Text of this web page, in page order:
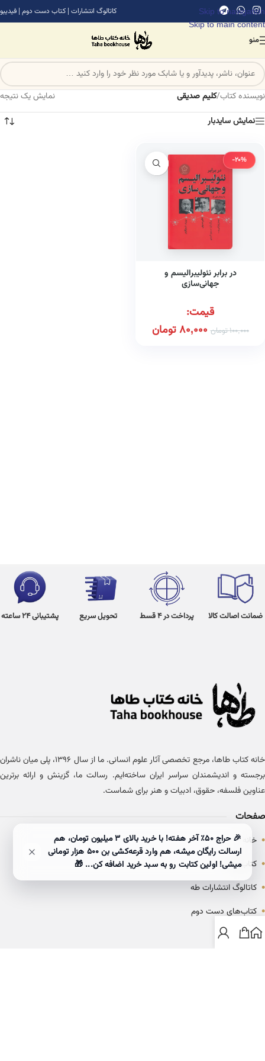
Skip to navigation
Skip to main content
کاتالوگ انتشارات | کتاب دست دوم | فیدیبو
منو
نویسنده کتاب/کلیم صدیقی
نمایش یک نتیجه
نمایش سایدبار
-20%
در برابر نئولیبرالیسم و
جهانی‌سازی
قیمت:
100,000تومان 80,000تومان
ضمانت اصالت کالا پرداخت در 4 قسط تحویل سریع پشتیبانی 24 ساعته
خانه کتاب طاها، مرجع تخصصی آثار علوم انسانی. ما از سال ۱۳۹۶، پلی میان ناشران
برجسته و اندیشمندان سراسر ایران ساخته‌ایم. رسالت ما، گزینش و ارائه برترین
عناوین فلسفه، حقوق، ادبیات و هنر برای شماست.
صفحات
• خانه
• کتاب‌ها
• کاتالوگ انتشارات طه
• کتاب‌های دست دوم
• بلاگ
🎉 حراج ۵۰٪ آخر هفته! با خرید بالای 3 میلیون تومان، هم
ارسالت رایگان میشه، هم وارد قرعه‌کشی بن ۵۰۰ هزار تومانی
میشی! اولین کتابت رو به سبد خرید اضافه کن... 🎁